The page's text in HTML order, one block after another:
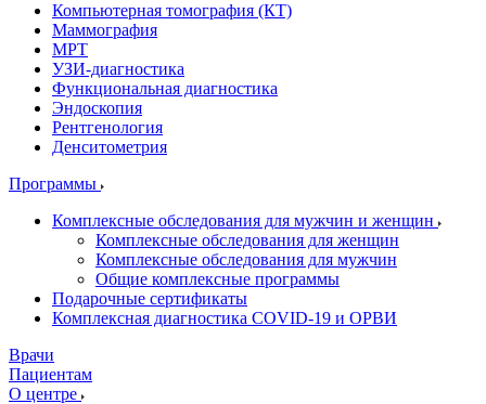
Компьютерная томография (КТ)
Маммография
МРТ
УЗИ-диагностика
Функциональная диагностика
Эндоскопия
Рентгенология
Денситометрия
Программы
Комплексные обследования для мужчин и женщин
Комплексные обследования для женщин
Комплексные обследования для мужчин
Общие комплексные программы
Подарочные сертификаты
Комплексная диагностика COVID-19 и ОРВИ
Врачи
Пациентам
О центре